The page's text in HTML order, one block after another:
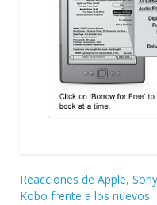
Navegación
Reacciones de Apple,
Kobo frente a los nuevos